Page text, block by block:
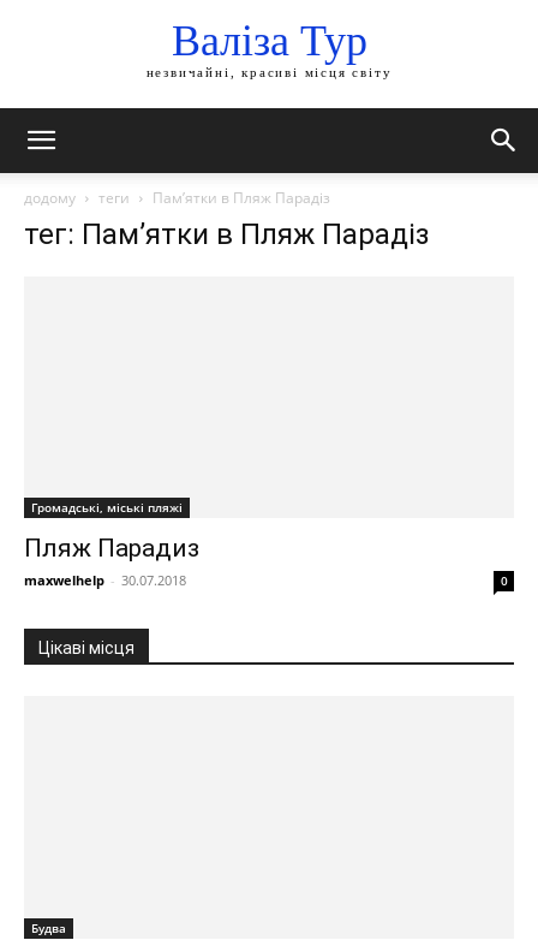
Валіза Тур
незвичайні, красиві місця світу
додому теги Пам’ятки в Пляж Парадіз
тег: Пам’ятки в Пляж Парадіз
Громадські, міські пляжі
Пляж Парадиз
maxwelhelp - 30.07.2018 0
Цікаві місця
Будва